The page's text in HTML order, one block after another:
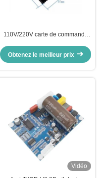
110V/220V carte de commande
protection UV/L.V pour moteur
sans capteur BLDC
Obtenez le meilleur prix
Vidéo